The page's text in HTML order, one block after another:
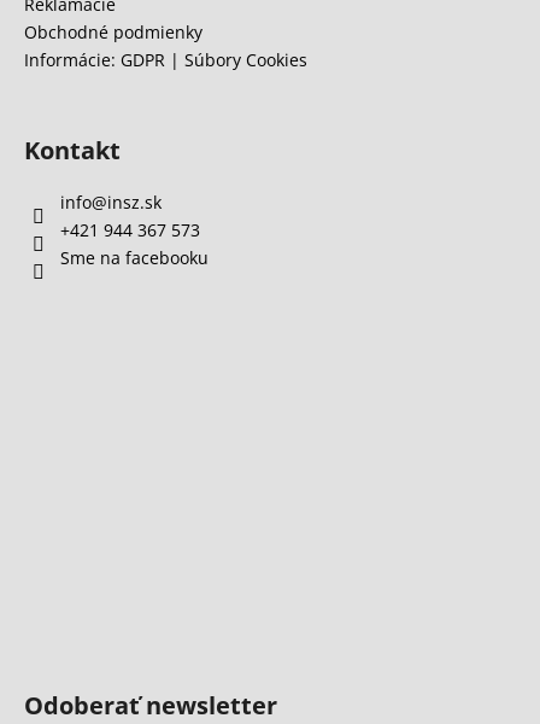
ý
Reklamácie
Obchodné podmienky
Informácie: GDPR | Súbory Cookies
Kontakt
info@insz.sk
+421 944 367 573
Sme na facebooku
Odoberať newsletter